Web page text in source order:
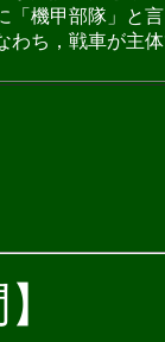
機甲部隊」と
ち，戦車が主